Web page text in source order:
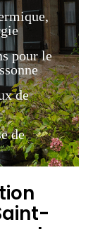
pour le
de
de